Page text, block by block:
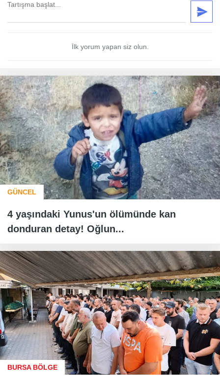
İlk yorum yapan siz olun.
GÜNCEL
4 yaşındaki Yunus'un ölümünde kan
donduran detay! Oğlun...
BURSA BÖLGE